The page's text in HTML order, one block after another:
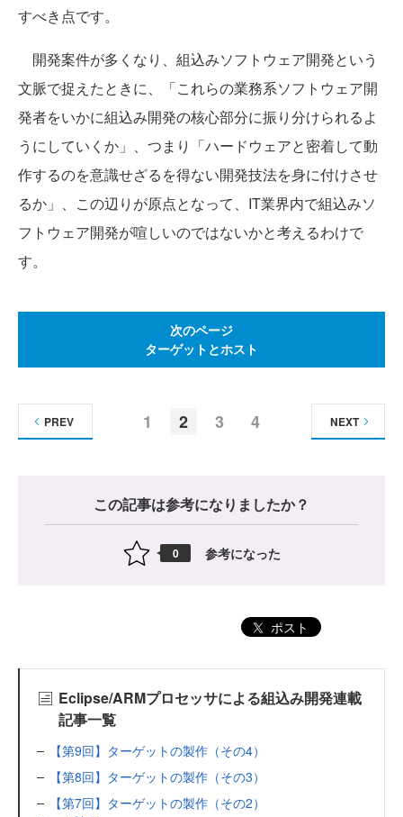
すべき点です。
開発案件が多くなり、組込みソフトウェア開発という
文脈で捉えたときに、「これらの業務系ソフトウェア開
発者をいかに組込み開発の核心部分に振り分けられるよ
うにしていくか」、つまり「ハードウェアと密着して動
作するのを意識せざるを得ない開発技法を身に付けさせ
るか」、この辺りが原点となって、IT業界内で組込みソ
フトウェア開発が喧しいのではないかと考えるわけで
す。
次のページ
ターゲットとホスト
1 2 3 4
PREV NEXT
この記事は参考になりましたか？
0 参考になった
ポスト
Eclipse/ARMプロセッサによる組込み開発連載
記事一覧
【第9回】ターゲットの製作（その4）
【第8回】ターゲットの製作（その3）
【第7回】ターゲットの製作（その2）